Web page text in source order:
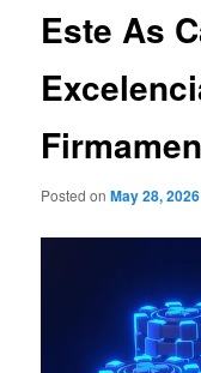
Este As
Posted onMay 28, 2026